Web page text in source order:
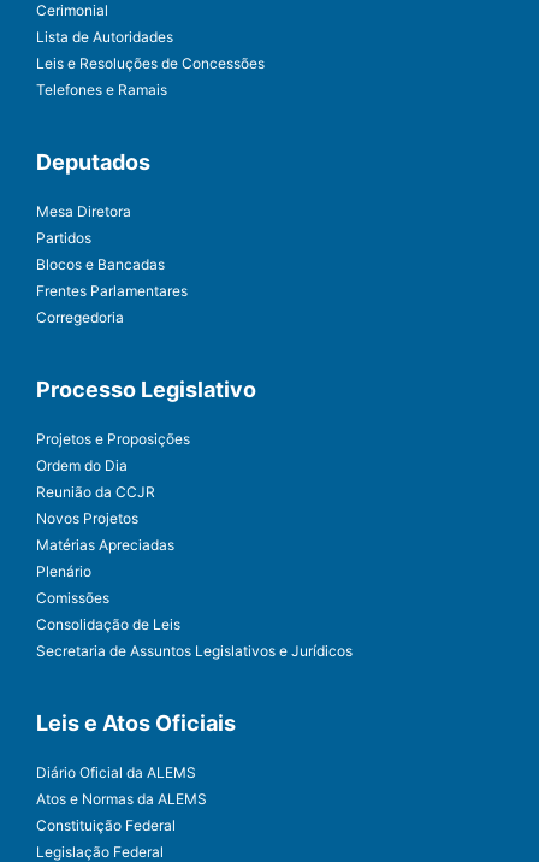
Cerimonial
Lista de Autoridades
Leis e Resoluções de Concessões
Telefones e Ramais
Deputados
Mesa Diretora
Partidos
Blocos e Bancadas
Frentes Parlamentares
Corregedoria
Processo Legislativo
Projetos e Proposições
Ordem do Dia
Reunião da CCJR
Novos Projetos
Matérias Apreciadas
Plenário
Comissões
Consolidação de Leis
Secretaria de Assuntos Legislativos e Jurídicos
Leis e Atos Oficiais
Diário Oficial da ALEMS
Atos e Normas da ALEMS
Constituição Federal
Legislação Federal